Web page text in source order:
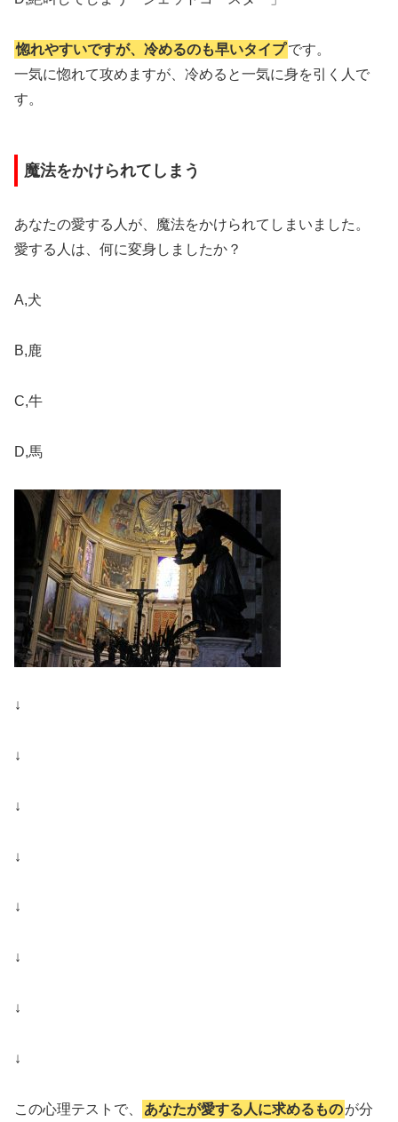
惚れやすいですが、冷めるのも早いタイプです。
一気に惚れて攻めますが、冷めると一気に身を引く人で
す。
魔法をかけられてしまう
あなたの愛する人が、魔法をかけられてしまいました。
愛する人は、何に変身しましたか？
A,犬
B,鹿
C,牛
D,馬
↓
↓
↓
↓
↓
↓
↓
↓
この心理テストで、 あなたが愛する人に求めるものが分